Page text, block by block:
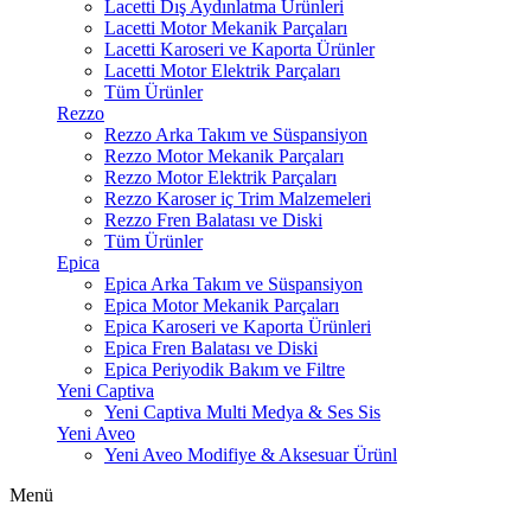
Lacetti Dış Aydınlatma Ürünleri
Lacetti Motor Mekanik Parçaları
Lacetti Karoseri ve Kaporta Ürünler
Lacetti Motor Elektrik Parçaları
Tüm Ürünler
Rezzo
Rezzo Arka Takım ve Süspansiyon
Rezzo Motor Mekanik Parçaları
Rezzo Motor Elektrik Parçaları
Rezzo Karoser iç Trim Malzemeleri
Rezzo Fren Balatası ve Diski
Tüm Ürünler
Epica
Epica Arka Takım ve Süspansiyon
Epica Motor Mekanik Parçaları
Epica Karoseri ve Kaporta Ürünleri
Epica Fren Balatası ve Diski
Epica Periyodik Bakım ve Filtre
Yeni Captiva
Yeni Captiva Multi Medya & Ses Sis
Yeni Aveo
Yeni Aveo Modifiye & Aksesuar Ürünl
Menü